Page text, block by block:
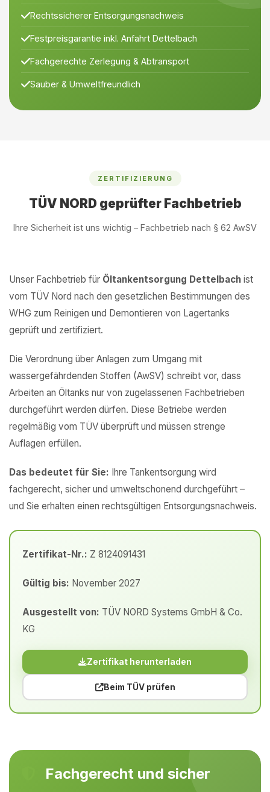
Rechtssicherer Entsorgungsnachweis
Festpreisgarantie inkl. Anfahrt Dettelbach
Fachgerechte Zerlegung & Abtransport
Sauber & Umweltfreundlich
ZERTIFIZIERUNG
TÜV NORD geprüfter Fachbetrieb
Ihre Sicherheit ist uns wichtig – Fachbetrieb nach § 62 AwSV
Unser Fachbetrieb für Öltankentsorgung Dettelbach ist
vom TÜV Nord nach den gesetzlichen Bestimmungen des
WHG zum Reinigen und Demontieren von Lagertanks
geprüft und zertifiziert.
Die Verordnung über Anlagen zum Umgang mit
wassergefährdenden Stoffen (AwSV) schreibt vor, dass
Arbeiten an Öltanks nur von zugelassenen Fachbetrieben
durchgeführt werden dürfen. Diese Betriebe werden
regelmäßig vom TÜV überprüft und müssen strenge
Auflagen erfüllen.
Das bedeutet für Sie: Ihre Tankentsorgung wird
fachgerecht, sicher und umweltschonend durchgeführt –
und Sie erhalten einen rechtsgültigen Entsorgungsnachweis.
Zertifikat-Nr.: Z 8124091431
Gültig bis: November 2027
Ausgestellt von: TÜV NORD Systems GmbH & Co.
KG
Zertifikat herunterladen
Beim TÜV prüfen
Fachgerecht und sicher